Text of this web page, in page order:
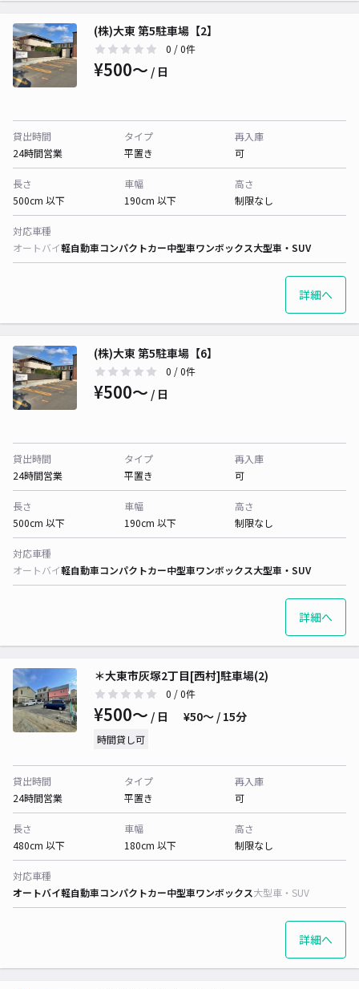
(株)大東 第5駐車場【2】
0 / 0件
¥500〜 / 日
貸出時間
24時間営業
タイプ
平置き
再入庫
可
長さ
500cm 以下
車幅
190cm 以下
高さ
制限なし
対応車種
オートバイ軽自動車コンパクトカー中型車ワンボックス大型車・SUV
詳細へ
(株)大東 第5駐車場【6】
0 / 0件
¥500〜 / 日
貸出時間
24時間営業
タイプ
平置き
再入庫
可
長さ
500cm 以下
車幅
190cm 以下
高さ
制限なし
対応車種
オートバイ軽自動車コンパクトカー中型車ワンボックス大型車・SUV
詳細へ
＊大東市灰塚2丁目[西村]駐車場(2)
0 / 0件
¥500〜 / 日 ¥50〜 / 15分
時間貸し可
貸出時間
24時間営業
タイプ
平置き
再入庫
可
長さ
480cm 以下
車幅
180cm 以下
高さ
制限なし
対応車種
オートバイ軽自動車コンパクトカー中型車ワンボックス大型車・SUV
詳細へ